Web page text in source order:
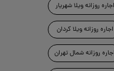
اجاره روزانه ویلا شهریار
اجاره روزانه ویلا کردان
اجاره روزانه شمال تهران